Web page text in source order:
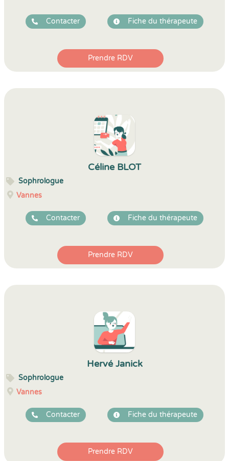
Contacter Fiche du thérapeute
Prendre RDV
Céline BLOT
Sophrologue
Vannes
Contacter Fiche du thérapeute
Prendre RDV
Hervé Janick
Sophrologue
Vannes
Contacter Fiche du thérapeute
Prendre RDV